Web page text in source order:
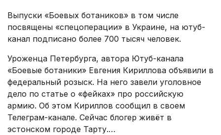
Выпуски «Боевых ботаников» в том числе
посвящены «спецоперации» в Украине, на ютуб-
канал подписано более 700 тысяч человек.
Уроженца Петербурга, автора Ютуб-канала
«Боевые ботаники» Евгения Кириллова объявили в
федеральный розыск. На него завели уголовное
дело по статье о «фейках» про российскую
армию. Об этом Кириллов сообщил в своем
Телеграм-канале. Сейчас блогер живёт в
эстонском городе Тарту.…